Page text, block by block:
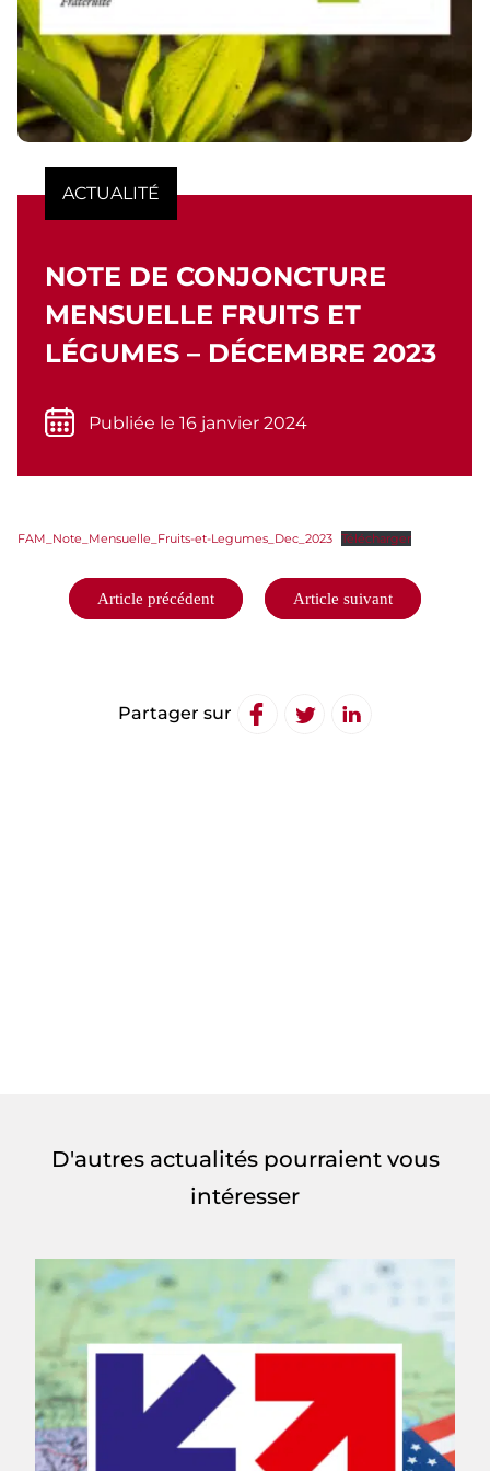
ACTUALITÉ
NOTE DE CONJONCTURE
MENSUELLE FRUITS ET
LÉGUMES – DÉCEMBRE 2023
Publiée le 16 janvier 2024
FAM_Note_Mensuelle_Fruits-et-Legumes_Dec_2023 Télécharger
Navigation
Article précédent Article suivant
Partager sur
D'autres actualités pourraient vous
intéresser